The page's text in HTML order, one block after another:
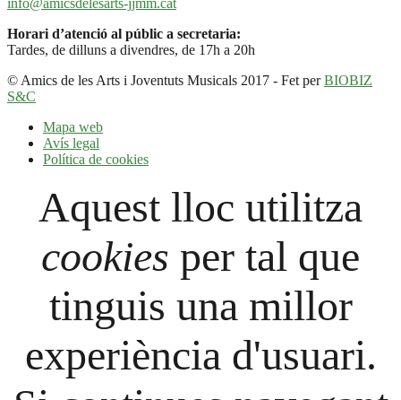
info@amicsdelesarts-jjmm.cat
Horari d’atenció al públic a secretaria:
Tardes, de dilluns a divendres, de 17h a 20h
© Amics de les Arts i Joventuts Musicals 2017 - Fet perBIOBIZ
S&C
Mapa web
Avís legal
Política de cookies
Aquest lloc utilitza
cookies per tal que
tinguis una millor
experiència d'usuari.